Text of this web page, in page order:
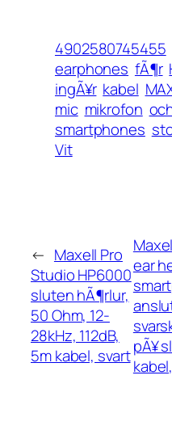
4902580745455
earphones fÃ¶r
ingÃ¥r kabel
mic mikrofon
smartphones
Vit
← Maxell Pro
Studio HP6000
sluten hÃ¶rlur,
50 Ohm, 12-
28kHz, 112dB,
5m kabel, svart
ear
pÃ¥